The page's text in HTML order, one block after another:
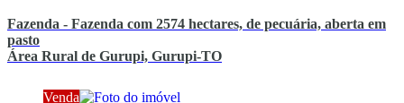
Fazenda - Fazenda com 2574 hectares, de pecuária, aberta em
pasto
Área Rural de Gurupi, Gurupi-TO
Venda